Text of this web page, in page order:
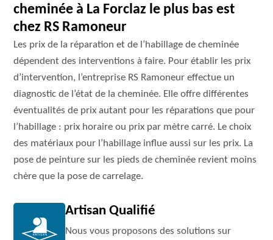
cheminée à La Forclaz le plus bas est
chez RS Ramoneur
Les prix de la réparation et de l’habillage de cheminée
dépendent des interventions à faire. Pour établir les prix
d’intervention, l’entreprise RS Ramoneur effectue un
diagnostic de l’état de la cheminée. Elle offre différentes
éventualités de prix autant pour les réparations que pour
l’habillage : prix horaire ou prix par mètre carré. Le choix
des matériaux pour l’habillage influe aussi sur les prix. La
pose de peinture sur les pieds de cheminée revient moins
chère que la pose de carrelage.
Artisan Qualifié
Nous vous proposons des solutions sur